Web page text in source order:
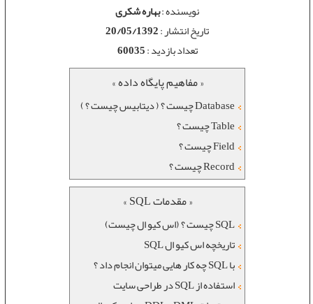
نویسنده :بهاره شکری
تاریخ انتشار :20/05/1392
تعداد بازدید :60035
« مفاهیم پایگاه داده »
Database چیست ؟ ( دیتابیس چیست ؟ )
Table چیست ؟
Field چیست ؟
Record چیست ؟
« مقدمات SQL »
SQL چیست ؟ (اس کیو ال چیست)
تاریخچه اس کیو ال SQL
با SQL چه کار هایی میتوان انجام داد ؟
استفاده از SQL در طراحی سایت